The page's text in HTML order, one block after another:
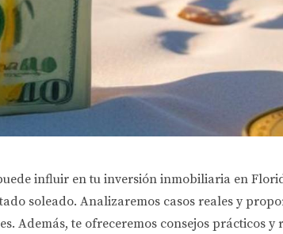
influir en tu inversión inmobiliaria en
soleado. Analizaremos casos reales y
Además, te ofreceremos consejos prácticos y